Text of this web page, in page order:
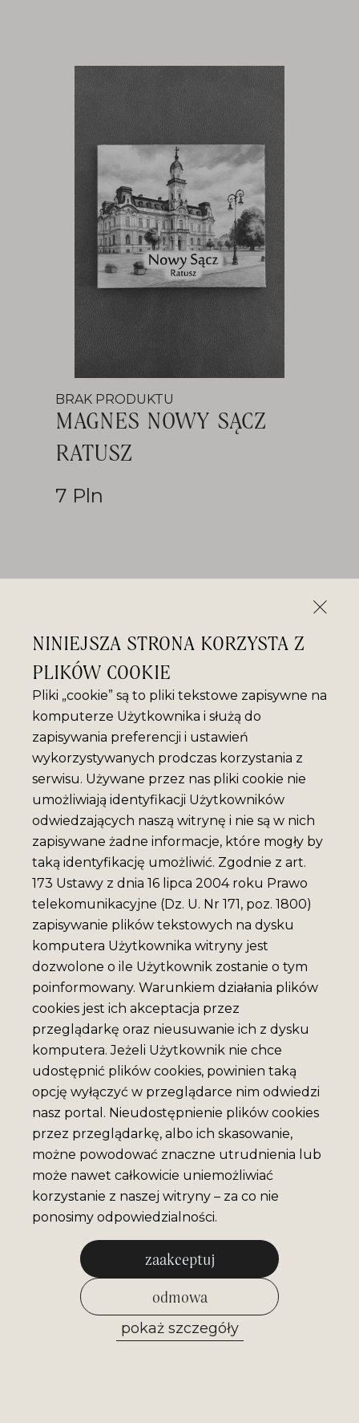
NINIEJSZA STRONA KORZYSTA Z
PLIKÓW COOKIE
Pliki „cookie” są to pliki tekstowe zapisywne na
komputerze Użytkownika i służą do
zapisywania preferencji i ustawień
wykorzystywanych prodczas korzystania z
serwisu. Używane przez nas pliki cookie nie
umożliwiają identyfikacji Użytkowników
odwiedzających naszą witrynę i nie są w nich
zapisywane żadne informacje, które mogły by
taką identyfikację umożliwić. Zgodnie z art.
173 Ustawy z dnia 16 lipca 2004 roku Prawo
telekomunikacyjne (Dz. U. Nr 171, poz. 1800)
zapisywanie plików tekstowych na dysku
komputera Użytkownika witryny jest
dozwolone o ile Użytkownik zostanie o tym
poinformowany. Warunkiem działania plików
cookies jest ich akceptacja przez
przeglądarkę oraz nieusuwanie ich z dysku
komputera. Jeżeli Użytkownik nie chce
udostępnić plików cookies, powinien taką
opcję wyłączyć w przeglądarce nim odwiedzi
nasz portal. Nieudostępnienie plików cookies
przez przeglądarkę, albo ich skasowanie,
możne powodować znaczne utrudnienia lub
może nawet całkowicie uniemożliwiać
korzystanie z naszej witryny – za co nie
ponosimy odpowiedzialności.
zaakceptuj
odmowa
pokaż szczegóły
BRAK PRODUKTU
MAGNES NOWY SĄCZ
RATUSZ
7 Pln
MAGNES MUZEUM
LACHÓW SĄDECKICH
7 Pln